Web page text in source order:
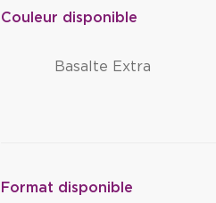
Couleur disponible
Basalte Extra
Format disponible